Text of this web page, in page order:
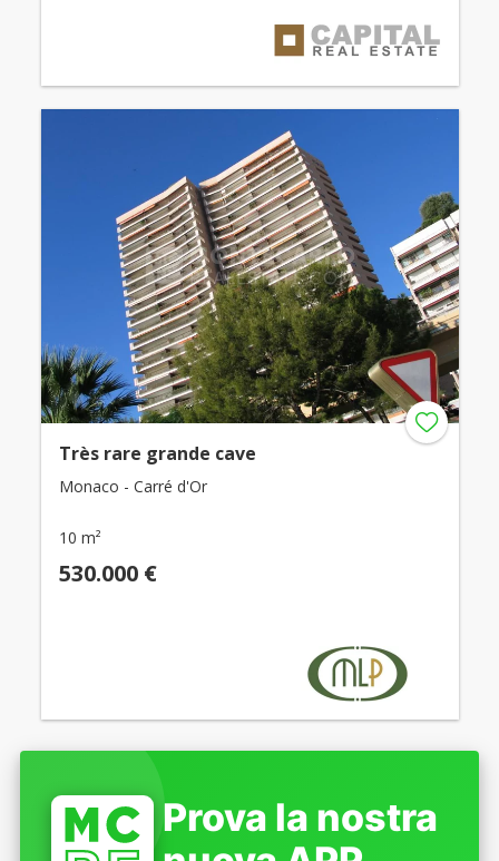
Très rare grande cave
Monaco - Carré d'Or
10 m²
530.000 €
Prova la nostra